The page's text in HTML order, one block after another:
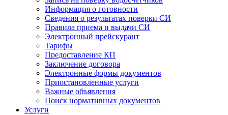
Информация о готовности
Сведения о результатах поверки СИ
Правила приема и выдачи СИ
Электронный прейскурант
Тарифы
Предоставление КП
Заключение договора
Электронные формы документов
Приостановленные услуги
Важные объявления
Поиск нормативных документов
Услуги